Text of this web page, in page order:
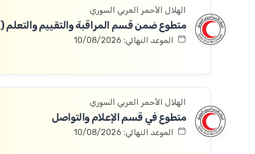
الهلال الأحمر العربي السوري
متطوع ضمن قسم المراقبة والتقييم والتعلم (MEAL)
الموعد النهائي: 10/08/2026
الهلال الأحمر العربي السوري
متطوع في قسم الإعلام والتواصل
الموعد النهائي: 10/08/2026